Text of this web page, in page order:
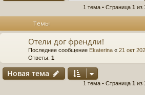
1 тема • Страница 1 из
Темы
Отели дог френдли!
Последнее сообщение Ekaterina « 21 окт
Ответы: 1
Новая тема
1 тема • Страница 1 из